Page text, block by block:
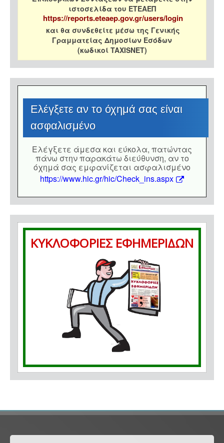
ιστοσελίδα του ΕΤΕΑΕΠ
https://reports.eteaep.gov.gr/users/login
και θα συνδεθείτε μέσω της Γενικής
Γραμματείας Δημοσίων Εσόδων
(κωδικοί TAXISNET)
Eλέγξετε αν το όχημά σας είναι
ασφαλισμένο
Eλέγξετε άμεσα και εύκολα, πατώντας
πάνω στην παρακάτω διεύθυνση, αν το
όχημά σας εμφανίζεται ασφαλισμένο
https://www.hic.gr/hic/Check_ins.aspx
ΚΥΚΛΟΦΟΡΙΕΣ ΕΦΗΜΕΡΙΔΩΝ